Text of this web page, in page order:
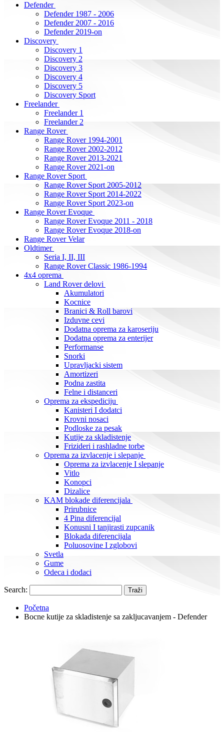
Defender
Defender 1987 - 2006
Defender 2007 - 2016
Defender 2019-on
Discovery
Discovery 1
Discovery 2
Discovery 3
Discovery 4
Discovery 5
Discovery Sport
Freelander
Freelander 1
Freelander 2
Range Rover
Range Rover 1994-2001
Range Rover 2002-2012
Range Rover 2013-2021
Range Rover 2021-on
Range Rover Sport
Range Rover Sport 2005-2012
Range Rover Sport 2014-2022
Range Rover Sport 2023-on
Range Rover Evoque
Range Rover Evoque 2011 - 2018
Range Rover Evoque 2018-on
Range Rover Velar
Oldtimer
Seria I, II, III
Range Rover Classic 1986-1994
4x4 oprema
Land Rover delovi
Akumulatori
Kocnice
Branici & Roll barovi
Izduvne cevi
Dodatna oprema za karoseriju
Dodatna oprema za enterijer
Performanse
Snorki
Upravljacki sistem
Amortizeri
Podna zastita
Felne i distanceri
Oprema za ekspediciju
Kanisteri I dodatci
Krovni nosaci
Podloske za pesak
Kutije za skladistenje
Frizideri i rashladne torbe
Oprema za izvlacenje i slepanje
Oprema za izvlacenje I slepanje
Vitlo
Konopci
Dizalice
KAM blokade diferencijala
Prirubnice
4 Pina diferencijal
Konusni I tanjirasti zupcanik
Blokada diferencijala
Poluosovine I zglobovi
Svetla
Gume
Odeca i dodaci
Search: Traži
Početna
Bocne kutije za skladistenje sa zakljucavanjem - Defender